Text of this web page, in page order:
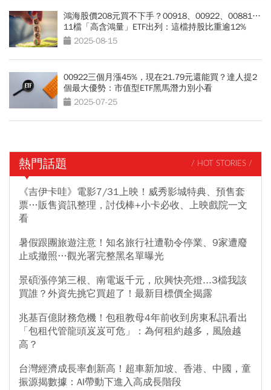
鴻海股價208元買不下手？00918、00922、00881…
11檔「高含鴻量」ETF出列：這檔持股比重逾12%
2025-08-15
00922三個月漲45%，現在21.79元還能買？達人提2
個最大優勢：市值型ETF黑馬潛力別小看
2025-07-25
熱門話題 / HOT STORIES /
《吉伊卡哇》電影7/31上映！威秀影城特典、預售套
票…販售資訊整理，討伐棒+小卡必收、上映戲院一文
看
暑假跟團旅遊注意！知名旅行社遭勒令停業、9家遭廢
止或撤照…觀光署完整黑名單曝光
景碩漲停第三根、南電返千元，欣興快亮燈...3檔我該
買誰？外資先挑它買超了！最新目標價全揭露
兆基百億財務危機！包租教母4年前收到房東私訊看出
「包租代管龍頭岌岌可危」：為何租約越多，風險越
高？
台灣經濟成長率創新高！超車新加坡、香港、中國，童
振源揭數據：AI帶動下進入高成長階段